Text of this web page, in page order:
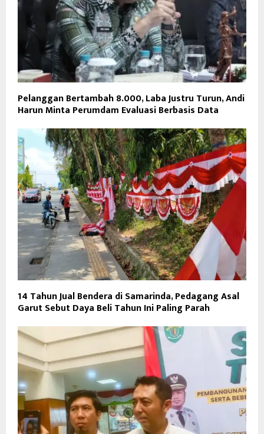
Pelanggan Bertambah 8.000, Laba Justru Turun, Andi
Harun Minta Perumdam Evaluasi Berbasis Data
14 Tahun Jual Bendera di Samarinda, Pedagang Asal
Garut Sebut Daya Beli Tahun Ini Paling Parah